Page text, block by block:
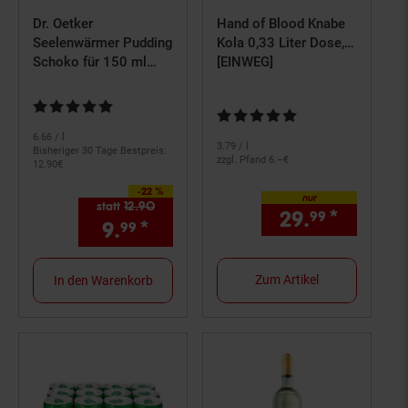
Dr. Oetker
Seelenwärmer Pudding
Schoko für 150 ml
Kundenbewertung: 4,75 von 5 Sternen
6.66 / l
Bisheriger 30 Tage Bestpreis:
12.90€
-22 %
Sie Sparen 22 Prozent,
statt 12.90 €
9.99 * Aktueller Preis: 9,99 €
In den Warenkorb
Hand of Blood Knabe
Kola 0,33 Liter Dose,
24er Pack
[EINWEG]
Kundenbewertung: 5 von 5
3.79 / l
zzgl. Pfand 6.–€
nur
29.99 *
Zum Artikel